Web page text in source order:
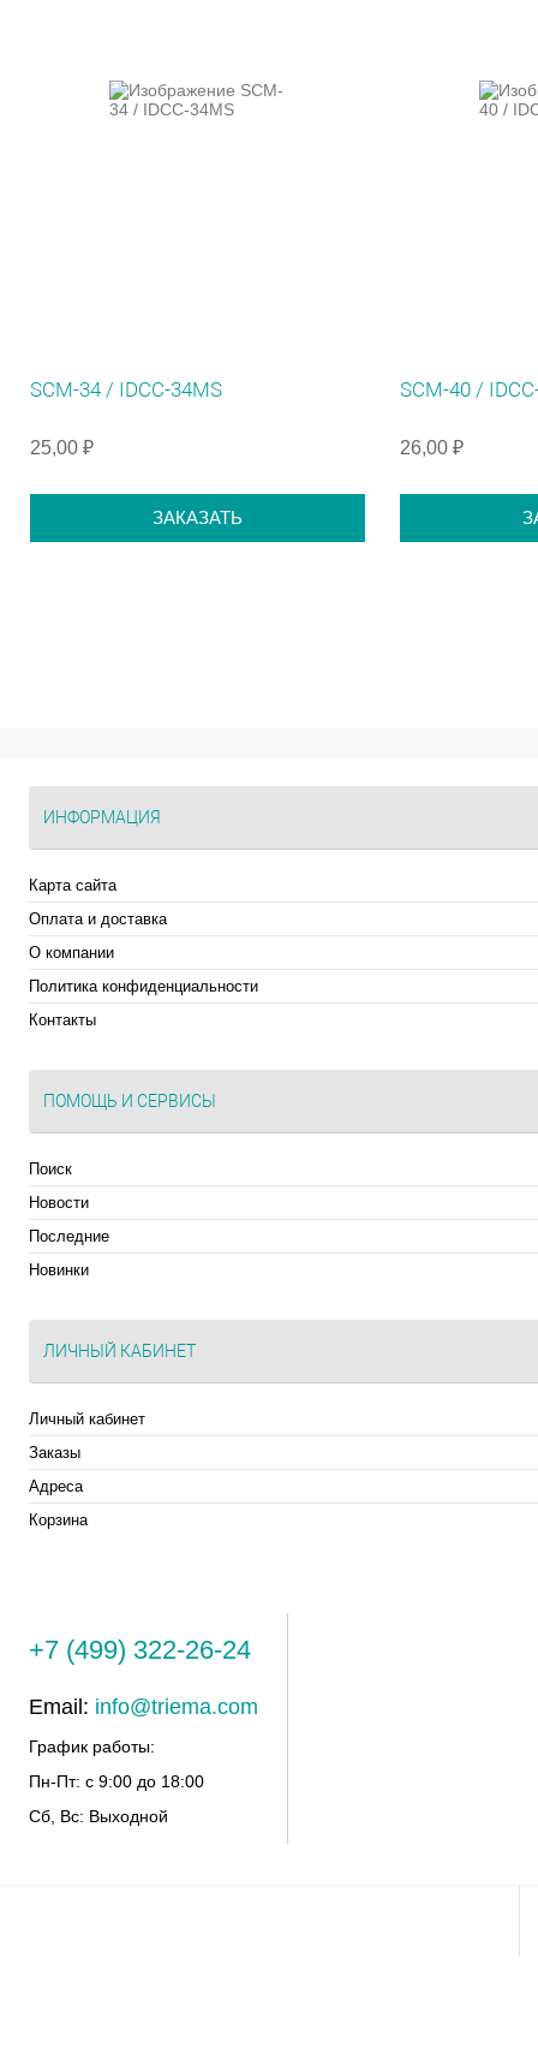
SCM-34 / IDCC-34MS
25,00 ₽
ЗАКАЗАТЬ
SCM-40 /
26,00 ₽
ИНФОРМАЦИЯ
Карта сайта
Оплата и доставка
О компании
Политика конфиденциальности
Контакты
ПОМОЩЬ И СЕРВИСЫ
Поиск
Новости
Последние
Новинки
ЛИЧНЫЙ КАБИНЕТ
Личный кабинет
Заказы
Адреса
Корзина
+7 (499) 322-26-24
Email: info@triema.com
График работы:
Пн-Пт: с 9:00 до 18:00
Сб, Вс: Выходной